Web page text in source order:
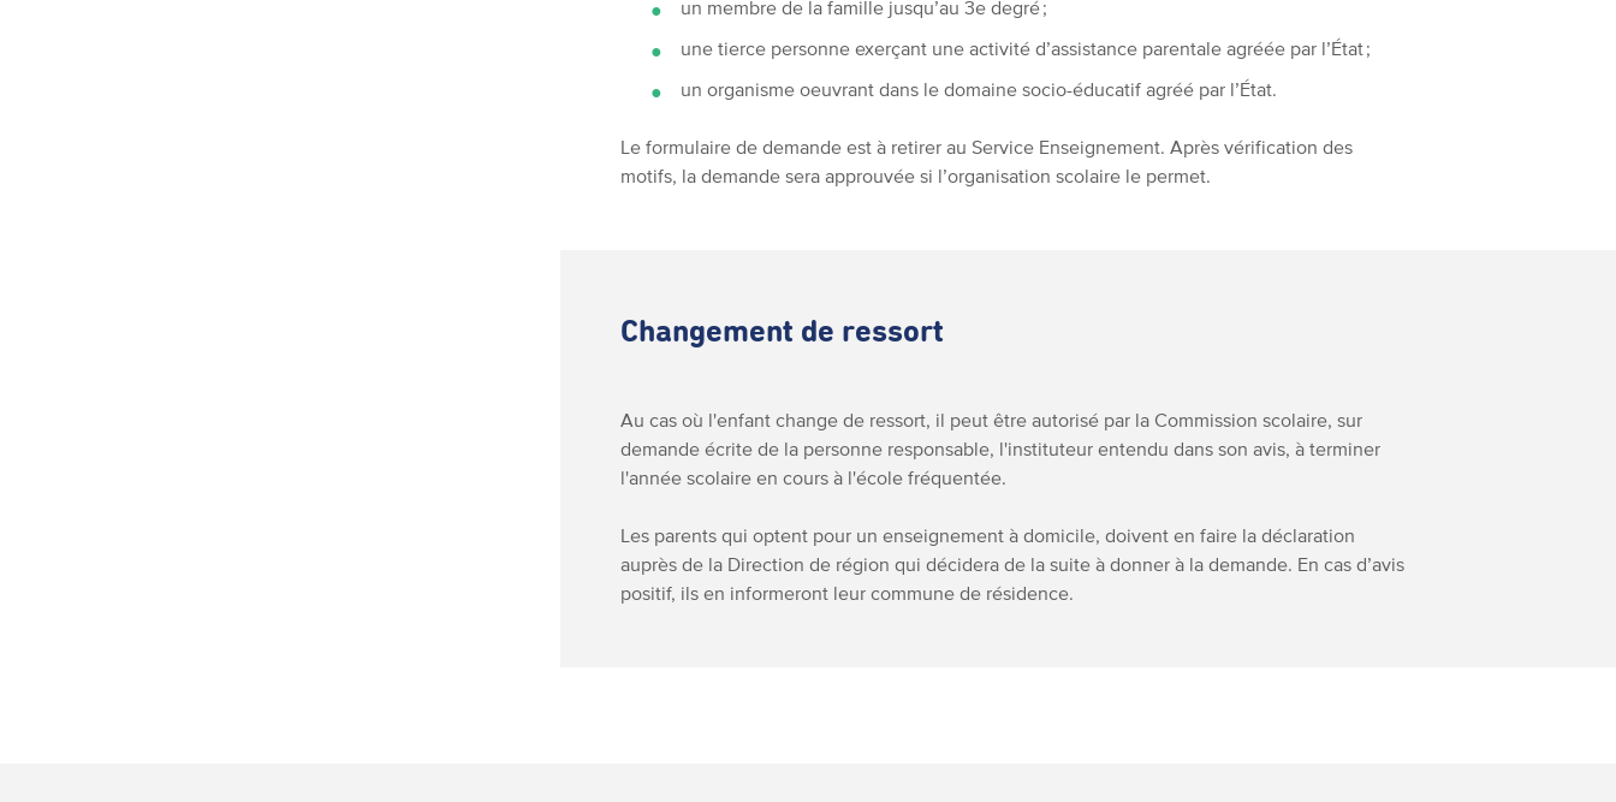
un membre de la famille jusqu’au 3e degré ;
une tierce personne exerçant une activité d’assistance parentale agréée par l’État ;
un organisme oeuvrant dans le domaine socio-éducatif agréé par l’État.
Le formulaire de demande est à retirer au Service Enseignement. Après vérification des
motifs, la demande sera approuvée si l’organisation scolaire le permet.
Changement de ressort
Au cas où l'enfant change de ressort, il peut être autorisé par la Commission scolaire, sur
demande écrite de la personne responsable, l'instituteur entendu dans son avis, à terminer
l'année scolaire en cours à l'école fréquentée.
Les parents qui optent pour un enseignement à domicile, doivent en faire la déclaration
auprès de la Direction de région qui décidera de la suite à donner à la demande. En cas d’avis
positif, ils en informeront leur commune de résidence.